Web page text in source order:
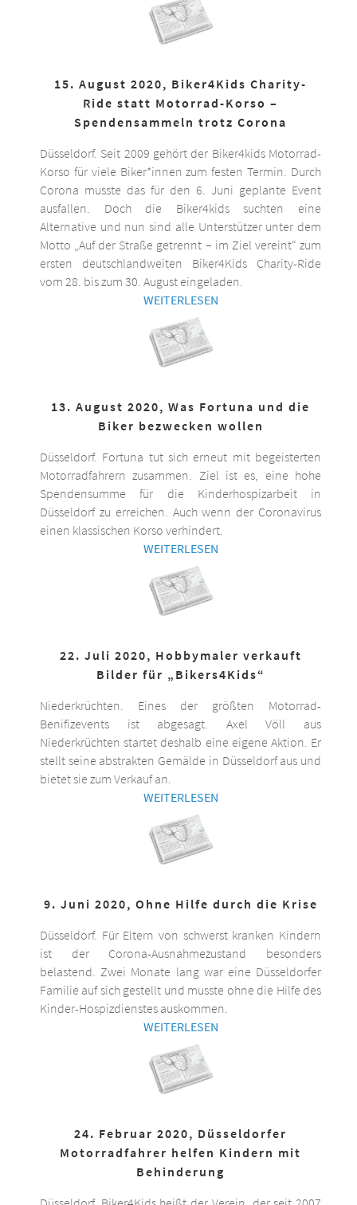
15. August 2020, Biker4Kids Charity-
Ride statt Motorrad-Korso –
Spendensammeln trotz Corona
Düsseldorf. Seit 2009 gehört der Biker4kids Motorrad-
Korso für viele Biker*innen zum festen Termin. Durch
Corona musste das für den 6. Juni geplante Event
ausfallen. Doch die Biker4kids suchten eine
Alternative und nun sind alle Unterstützer unter dem
Motto „Auf der Straße getrennt – im Ziel vereint“ zum
ersten deutschlandweiten Biker4Kids Charity-Ride
vom 28. bis zum 30. August eingeladen.
WEITERLESEN
13. August 2020, Was Fortuna und die
Biker bezwecken wollen
Düsseldorf. Fortuna tut sich erneut mit begeisterten
Motorradfahrern zusammen. Ziel ist es, eine hohe
Spendensumme für die Kinderhospizarbeit in
Düsseldorf zu erreichen. Auch wenn der Coronavirus
einen klassischen Korso verhindert.
WEITERLESEN
22. Juli 2020, Hobbymaler verkauft
Bilder für „Bikers4Kids“
Niederkrüchten. Eines der größten Motorrad-
Benifizevents ist abgesagt. Axel Völl aus
Niederkrüchten startet deshalb eine eigene Aktion. Er
stellt seine abstrakten Gemälde in Düsseldorf aus und
bietet sie zum Verkauf an.
WEITERLESEN
9. Juni 2020, Ohne Hilfe durch die Krise
Düsseldorf. Für Eltern von schwerst kranken Kindern
ist der Corona-Ausnahmezustand besonders
belastend. Zwei Monate lang war eine Düsseldorfer
Familie auf sich gestellt und musste ohne die Hilfe des
Kinder-Hospizdienstes auskommen.
WEITERLESEN
24. Februar 2020, Düsseldorfer
Motorradfahrer helfen Kindern mit
Behinderung